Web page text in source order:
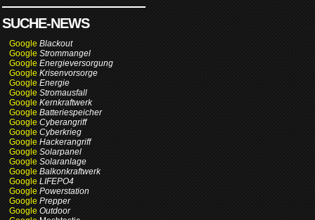
SUCHE-NEWS
Google Blackout
Google Strommangel
Google Energieversorgung
Google Krisenvorsorge
Google Energie
Google Stromausfall
Google Kernkraftwerk
Google Batteriespeicher
Google Cyberangriff
Google Cyberkrieg
Google Hackerangriff
Google Solarpanel
Google Solaranlage
Google Balkonkraftwerk
Google LIFEPO4
Google Powerstation
Google Prepper
Google Outdoor